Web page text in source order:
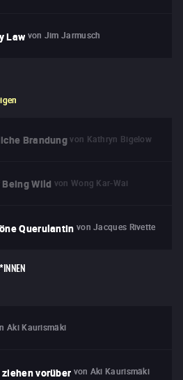
Law von Jim Jarmusch
Brandung von Kathryn Bigelow
Being Wild von Wong Kar-Wai
Querulantin von Jacques Rivette
Aki Kaurismäki
ziehen vorüber von Aki Kaurismäki